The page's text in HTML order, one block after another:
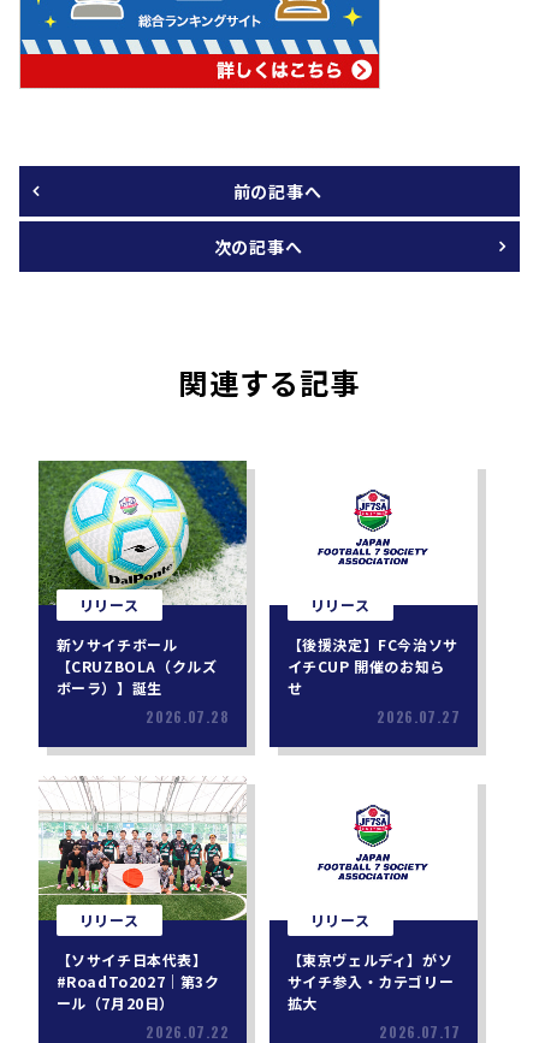
前の記事へ
次の記事へ
関連する記事
リリース
新ソサイチボール
【CRUZBOLA（クルズ
ボーラ）】誕生
2026.07.28
リリース
【後援決定】FC今治ソサ
イチCUP 開催のお知ら
せ
2026.07.27
リリース
【ソサイチ日本代表】
#RoadTo2027｜第3ク
ール（7月20日）
2026.07.22
リリース
【東京ヴェルディ】がソ
サイチ参入・カテゴリー
拡大
2026.07.17